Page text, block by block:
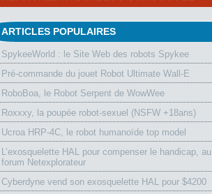
ARTICLES POPULAIRES
SpykeeWorld : le Site Web des robots Spykee
Pré-commande du jouet Robot Ultimate Wall-E
RoboBoa, le Robot Serpent de WowWee
Roxxxy, la poupée robot-sexuel (NSFW +18ans)
Ucroa HRP-4C, le robot humanoïde top model
L’exosquelette HAL pour compenser le handicap, au
forum Netexplorateur
Cyberdyne vend son exosquelette HAL pour $4200